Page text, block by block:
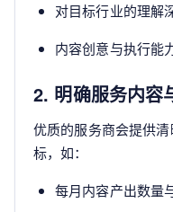
对目标行业的理解
内容创意与执行能
2. 明确服务内容
优质的服务商会提供
标，如：
每月内容产出数量